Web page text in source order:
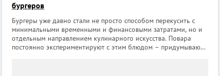
бургеров
Бургеры уже давно стали не просто способом перекусить с
минимальными временными и финансовыми затратами, но и
отдельным направлением кулинарного искусства. Повара
постоянно экспериментируют с этим блюдом – придумывают